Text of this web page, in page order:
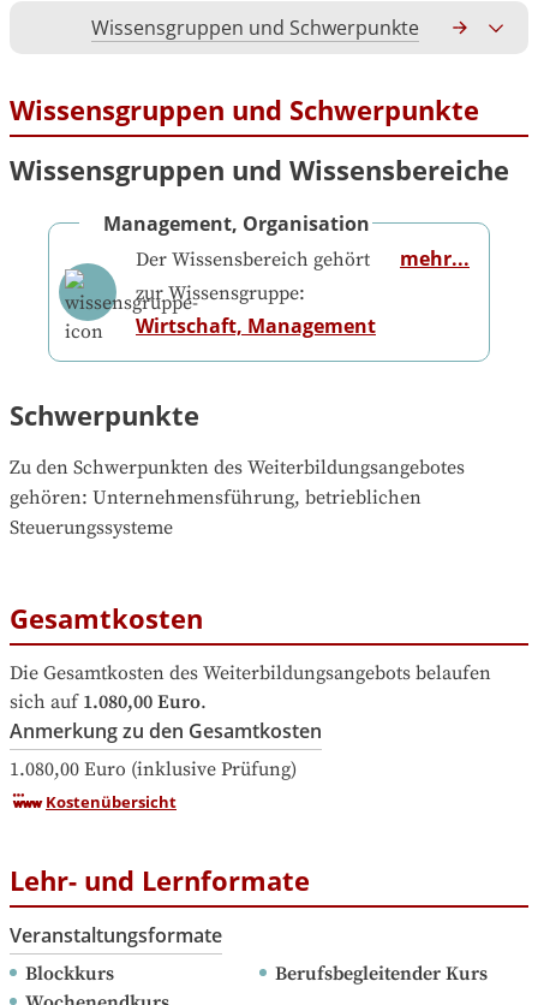
Wissensgruppen und Schwerpunkte
Wissensgruppen und Schwerpunkte
Wissensgruppen und Wissensbereiche
Management, Organisation
Der Wissensbereich gehört
zur Wissensgruppe:
Wirtschaft, Management
mehr...
Schwerpunkte
Zu den Schwerpunkten des Weiterbildungsangebotes
gehören: Unternehmensführung, betrieblichen
Steuerungssysteme
Gesamtkosten
Die Gesamtkosten des Weiterbildungsangebots belaufen
sich auf 1.080,00 Euro.
Anmerkung zu den Gesamtkosten
1.080,00 Euro (inklusive Prüfung)
Kostenübersicht
Lehr- und Lernformate
Veranstaltungsformate
Blockkurs
Berufsbegleitender Kurs